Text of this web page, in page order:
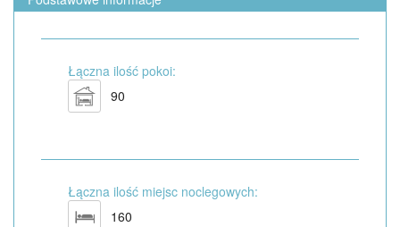
Łączna ilość pokoi:
90
Łączna ilość miejsc noclegowych:
160